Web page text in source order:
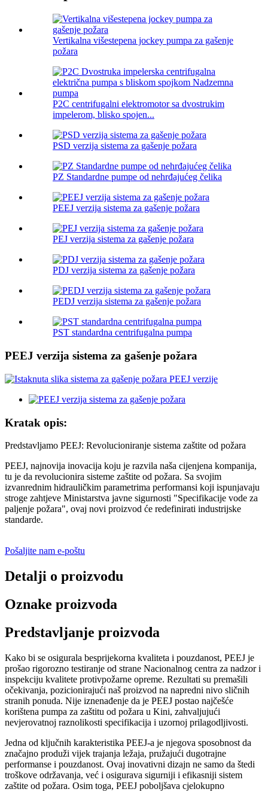
Vertikalna višestepena jockey pumpa za gašenje
požara
P2C centrifugalni elektromotor sa dvostrukim
impelerom, blisko spojen...
PSD verzija sistema za gašenje požara
PZ Standardne pumpe od nehrđajućeg čelika
PEEJ verzija sistema za gašenje požara
PEJ verzija sistema za gašenje požara
PDJ verzija sistema za gašenje požara
PEDJ verzija sistema za gašenje požara
PST standardna centrifugalna pumpa
PEEJ verzija sistema za gašenje požara
Kratak opis:
Predstavljamo PEEJ: Revolucioniranje sistema zaštite od požara
PEEJ, najnovija inovacija koju je razvila naša cijenjena kompanija,
tu je da revolucionira sisteme zaštite od požara. Sa svojim
izvanrednim hidrauličkim parametrima performansi koji ispunjavaju
stroge zahtjeve Ministarstva javne sigurnosti "Specifikacije vode za
paljenje požara", ovaj novi proizvod će redefinirati industrijske
standarde.
Pošaljite nam e-poštu
Detalji o proizvodu
Oznake proizvoda
Predstavljanje proizvoda
Kako bi se osigurala besprijekorna kvaliteta i pouzdanost, PEEJ je
prošao rigorozno testiranje od strane Nacionalnog centra za nadzor i
inspekciju kvalitete protivpožarne opreme. Rezultati su premašili
očekivanja, pozicionirajući naš proizvod na napredni nivo sličnih
stranih ponuda. Nije iznenađenje da je PEEJ postao najčešće
korištena pumpa za zaštitu od požara u Kini, zahvaljujući
nevjerovatnoj raznolikosti specifikacija i uzornoj prilagodljivosti.
Jedna od ključnih karakteristika PEEJ-a je njegova sposobnost da
značajno produži vijek trajanja ležaja, pružajući dugotrajne
performanse i pouzdanost. Ovaj inovativni dizajn ne samo da štedi
troškove održavanja, već i osigurava sigurniji i efikasniji sistem
zaštite od požara. Osim toga, PEEJ poboljšava cjelokupno